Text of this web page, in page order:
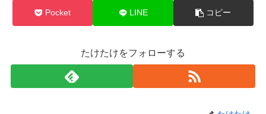
Pocket LINE コピー
たけたけをフォローする